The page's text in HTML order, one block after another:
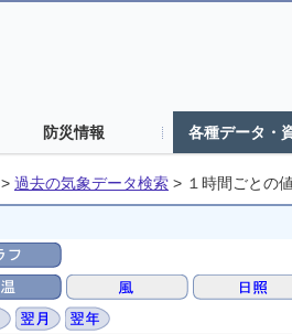
防災情報 各種データ・
> 過去の気象データ検索 > １時間ごとの